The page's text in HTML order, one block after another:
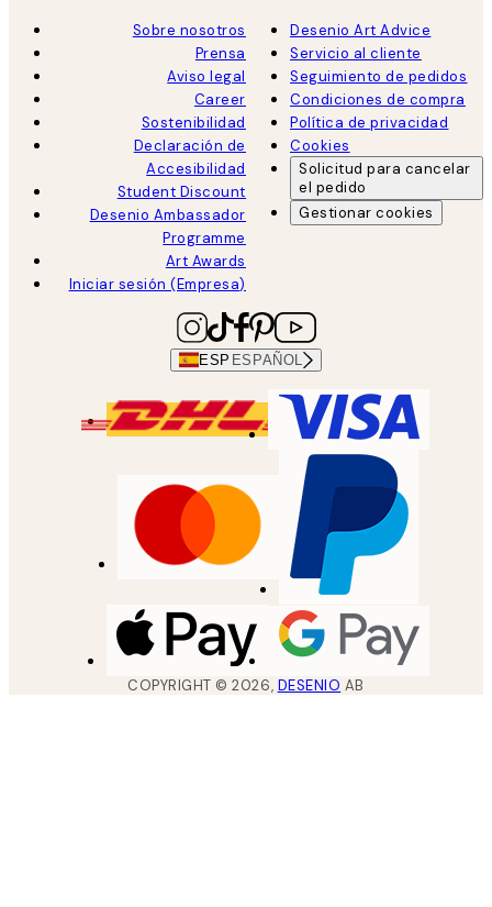
Sobre nosotros
Prensa
Aviso legal
Career
Sostenibilidad
Declaración de
Accesibilidad
Student Discount
Desenio Ambassador
Programme
Art Awards
Iniciar sesión (Empresa)
Desenio Art Advice
Servicio al cliente
Seguimiento de pedidos
Condiciones de compra
Política de privacidad
Cookies
Solicitud para cancelar
el pedido
Gestionar cookies
ESP ESPAÑOL
COPYRIGHT ©2026, DESENIO AB